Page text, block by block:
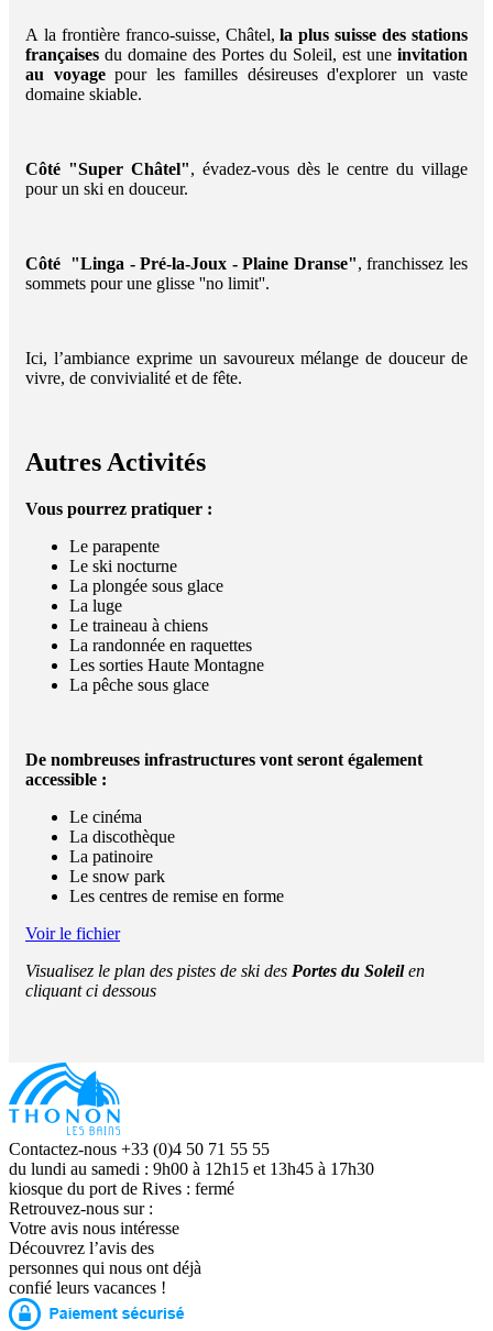
A la frontière franco-suisse, Châtel,la plus suisse des stations
françaises du domaine des Portes du Soleil, est une invitation
au voyagepour les familles désireuses d'explorer un vaste
domaine skiable.
Côté "Super Châtel", évadez-vous dès le centre du village
pour un ski en douceur.
Côté "Linga - Pré-la-Joux - Plaine Dranse", franchissez les
sommets pour une glisse ''no limit''.
Ici, l’ambiance exprime un savoureux mélange de douceur de
vivre, de convivialité et de fête.
Autres Activités
Vous pourrez pratiquer :
Le parapente
Le ski nocturne
La plongée sous glace
La luge
Le traineau à chiens
La randonnée en raquettes
Les sorties Haute Montagne
La pêche sous glace
De nombreuses infrastructures vont seront également
accessible :
Le cinéma
La discothèque
La patinoire
Le snow park
Les centres de remise en forme
Voir le fichier
Visualisez le plan des pistes de ski des Portes du Soleilen
cliquant ci dessous
Contactez-nous +33 (0)4 50 71 55 55
du lundi au samedi : 9h00 à 12h15 et 13h45 à 17h30
kiosque du port de Rives : fermé
Retrouvez-nous sur :
Votre avis nous intéresse
Découvrez l’avis des
personnes qui nous ont déjà
confié leurs vacances !